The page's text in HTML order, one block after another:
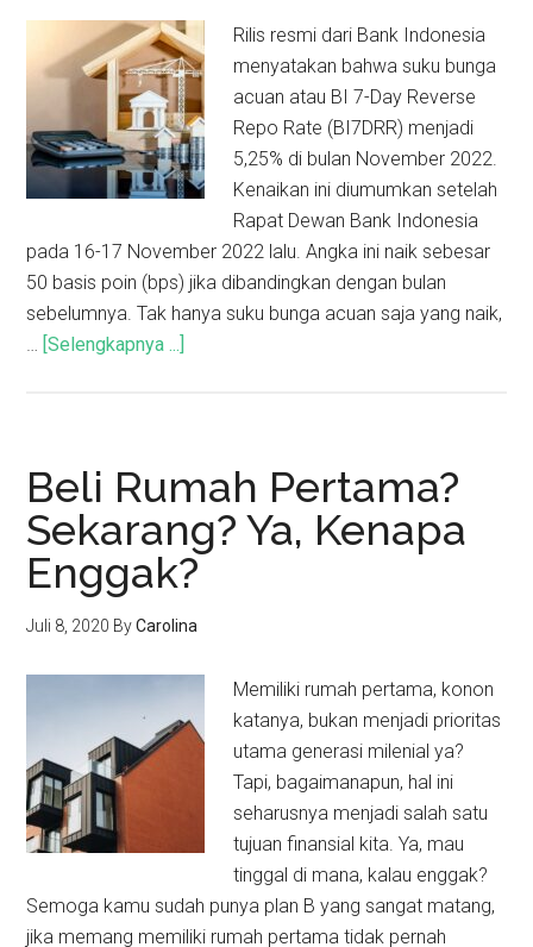
Rilis resmi dari Bank Indonesia
menyatakan bahwa suku bunga
acuan atau BI 7-Day Reverse
Repo Rate (BI7DRR) menjadi
5,25% di bulan November 2022.
Kenaikan ini diumumkan setelah
Rapat Dewan Bank Indonesia
pada 16-17 November 2022 lalu. Angka ini naik sebesar
50 basis poin (bps) jika dibandingkan dengan bulan
sebelumnya. Tak hanya suku bunga acuan saja yang naik,
… [Selengkapnya ...]
Beli Rumah Pertama?
Sekarang? Ya, Kenapa
Enggak?
Juli 8, 2020 ByCarolina
Memiliki rumah pertama, konon
katanya, bukan menjadi prioritas
utama generasi milenial ya?
Tapi, bagaimanapun, hal ini
seharusnya menjadi salah satu
tujuan finansial kita. Ya, mau
tinggal di mana, kalau enggak?
Semoga kamu sudah punya plan B yang sangat matang,
jika memang memiliki rumah pertama tidak pernah